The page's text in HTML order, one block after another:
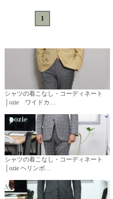
1
シャツの着こなし・コーディネート
│ozie ワイドカ…
シャツの着こなし・コーディネート
│ozie ヘリンボ…